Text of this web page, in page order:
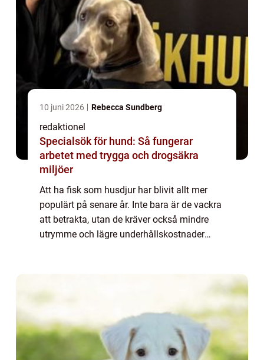
10 juni 2026 Rebecca Sundberg
redaktionel
Specialsök för hund: Så fungerar
arbetet med trygga och drogsäkra
miljöer
Att ha fisk som husdjur har blivit allt mer
populärt på senare år. Inte bara är de vackra
att betrakta, utan de kräver också mindre
utrymme och lägre underhållskostnader